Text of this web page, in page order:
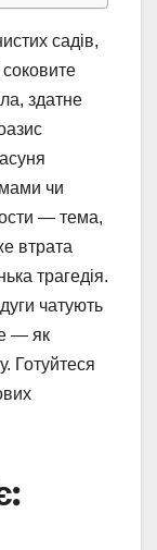
садів,
здатне
чи
— тема,
втрата
трагедія.
чатують
— як
Готуйтеся